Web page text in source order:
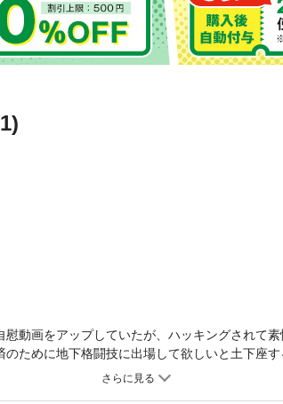
動画をアップしていたが、ハッキングされて
ために地下格闘技に出場して欲しいと土下座す
れた理由が嫌われたからではないとわかり、寄